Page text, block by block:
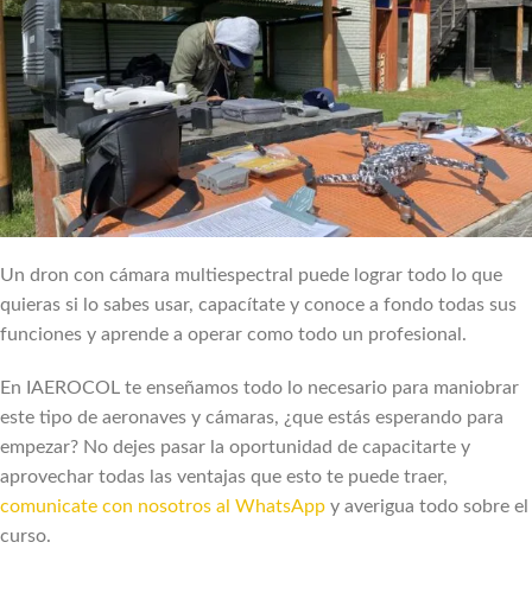
Un dron con cámara multiespectral puede lograr todo lo que
quieras si lo sabes usar, capacítate y conoce a fondo todas sus
funciones y aprende a operar como todo un profesional.
En IAEROCOL te enseñamos todo lo necesario para maniobrar
este tipo de aeronaves y cámaras, ¿que estás esperando para
empezar? No dejes pasar la oportunidad de capacitarte y
aprovechar todas las ventajas que esto te puede traer,
comunicate con nosotros al WhatsApp y averigua todo sobre el
curso.